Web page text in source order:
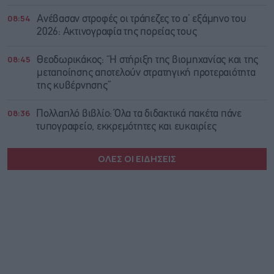
08:54
Ανέβασαν στροφές οι τράπεζες το α’ εξάμηνο του
2026: Ακτινογραφία της πορείας τους
08:45
Θεοδωρικάκος: “Η στήριξη της βιομηχανίας και της
μεταποίησης αποτελούν στρατηγική προτεραιότητα
της κυβέρνησης”
08:36
Πολλαπλό βιβλίο: Όλα τα διδακτικά πακέτα πάνε
τυπογραφείο, εκκρεμότητες και ευκαιρίες
ΟΛΕΣ ΟΙ ΕΙΔΗΣΕΙΣ